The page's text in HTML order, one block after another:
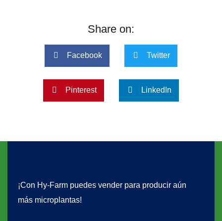
Share on:
Facebook Twitter
Pinterest LinkedIn
¡Con Hy-Farm puedes vender para producir aún
más microplantas!